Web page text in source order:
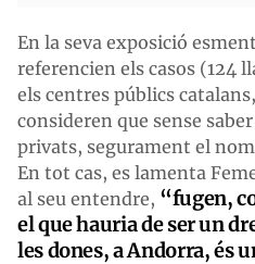
En la seva exposició
referencien els casos (124
els centres públics
consideren que sense
privats, segurament el
En tot cas, es lamenta
al seu entendre, “fugen,
el que hauria de ser un
les dones, a Andorra, és